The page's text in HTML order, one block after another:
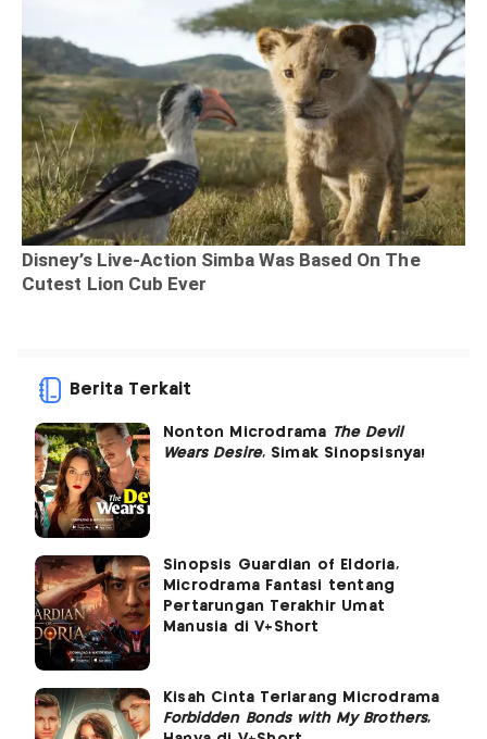
Berita Terkait
Nonton Microdrama The Devil
Wears Desire, Simak Sinopsisnya!
Sinopsis Guardian of Eldoria,
Microdrama Fantasi tentang
Pertarungan Terakhir Umat
Manusia di V+Short
Kisah Cinta Terlarang Microdrama
Forbidden Bonds with My Brothers,